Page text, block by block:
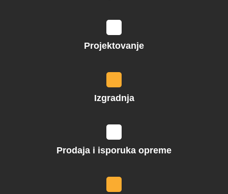
Projektovanje
Izgradnja
Prodaja i isporuka opreme